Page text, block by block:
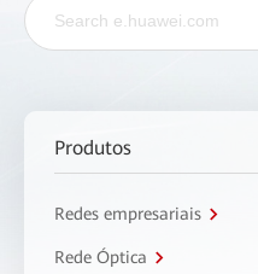
Produtos
Redes empresariais
Rede Óptica